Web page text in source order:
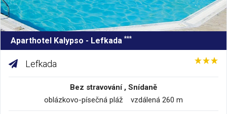
Aparthotel Kalypso - Lefkada ***
Lefkada
Bez stravování , Snídaně
oblázkovo-písečná pláž vzdálená 260 m